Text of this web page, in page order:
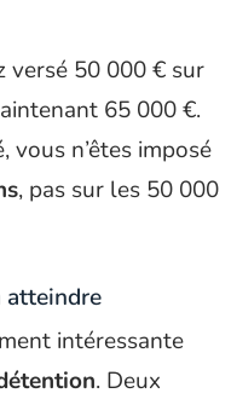
versé 50 000 € sur
65 000 €.
vous n’êtes imposé
, pas sur les 50 000
atteindre
intéressante
. Deux